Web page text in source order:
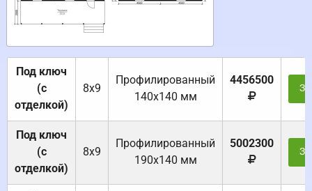
Под ключ
(с
отделкой)
8х9
Профилированный
140х140 мм
4456500
Под ключ
(с
отделкой)
8х9
Профилированный
190х140 мм
5002300